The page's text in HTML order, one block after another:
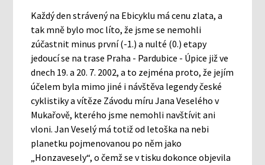
Každý den strávený na Ebicyklu má cenu zlata, a
tak mně bylo moc líto, že jsme se nemohli
zúčastnit minus první (-1.) a nulté (0.) etapy
jedoucí se na trase Praha - Pardubice - Úpice již ve
dnech 19. a 20. 7. 2002, a to zejména proto, že jejím
účelem byla mimo jiné i návštěva legendy české
cyklistiky a vítěze Závodu míru Jana Veselého v
Mukařově, kterého jsme nemohli navštívit ani
vloni. Jan Veselý má totiž od letoška na nebi
planetku pojmenovanou po něm jako
„Honzavesely“, o čemž se v tisku dokonce objevila